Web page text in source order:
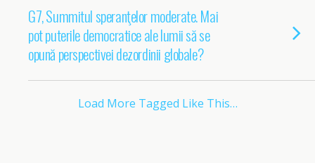
G7, Summitul speranţelor moderate. Mai
pot puterile democratice ale lumii să se
opună perspectivei dezordinii globale?
Load More Tagged Like This…